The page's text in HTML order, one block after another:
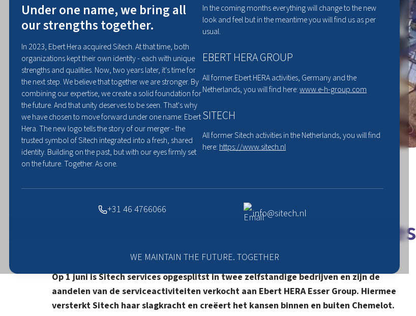
Splitsing in twee bedrijven en
alliantie met Ebert HERA luiden
nieuwe fase in voor Sitech services
Op 1 juni is Sitech services opgesplitst in twee zelfstandige bedrijven en zijn de
aandelen van de serviceactiviteiten verkocht aan Ebert HERA Esser Group. Hiermee
versterkt Sitech haar slagkracht en creëert het kansen binnen en buiten Chemelot.
Under one name, we bring all
our strengths together.
In 2023, Ebert Hera acquired Sitech. At that time, both
organizations kept their own identity - each with unique
strengths and qualities. Now, two years later, it's time for
the next step. We believe that together we are stronger. By
combining our expertise, we create a solid foundation for
the future. And that unity deserves to be seen. That's why
we have chosen to move forward under one name: Ebert
Hera. The new logo tells the story of our merger - the
trusted symbol of Sitech integrated into a fresh, shared
identity. Building on the past, but with our eyes firmly set
on the future. Together. As one.
In the coming months everything will change to the new
look and feel but in the meantime you will find us as per
usual.
EBERT HERA GROUP
All former Ebert HERA activities, Germany and the
Netherlands, you will find here:www.e-h-group.com
SITECH
All former Sitech activities in the Netherlands, you will find
here: https://www.sitech.nl
+31 46 4766066 info@sitech.nl
WE MAINTAIN THE FUTURE. TOGETHER